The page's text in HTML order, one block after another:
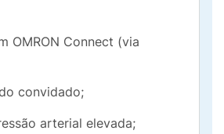
OMRON Connect (via
convidado;
arterial elevada;